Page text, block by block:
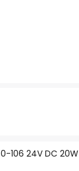
106 24V DC 20W